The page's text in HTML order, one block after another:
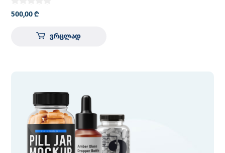
500,00₾
ვრცლად